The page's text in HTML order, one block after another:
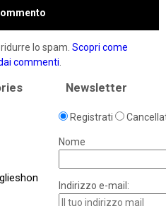
lo spam. Scopri come
commenti.
Newsletter
Registrati
Nome
Indirizzo e-mail: